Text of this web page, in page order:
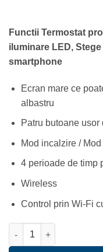
Functii Termostat
iluminare LED,
smartphone
Ecran mare ce
albastru
Patru butoane usor
Mod incalzire /
4 perioade de timp
Wireless
Control prin Wi-Fi
Cantitate Termostat